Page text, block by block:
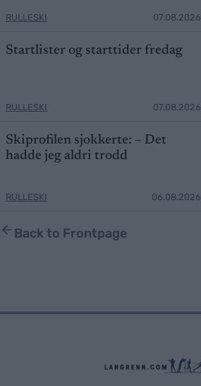
RULLESKI 07.08.2026
Startlister og starttider fredag
RULLESKI 07.08.2026
Skiprofilen sjokkerte: – Det
hadde jeg aldri trodd
RULLESKI 06.08.2026
Back to Frontpage